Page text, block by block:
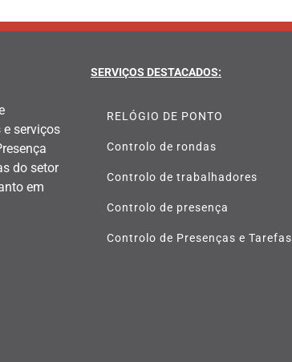
serviços
do setor
em
SERVIÇOS DESTACADOS:
RELÓGIO DE PONTO
Controlo de rondas
Controlo de trabalhadores
Controlo de presença
Controlo de Presenças e Tarefas